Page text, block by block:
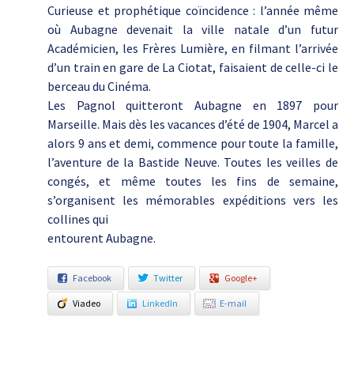
Curieuse et prophétique coïncidence : l’année même
où Aubagne devenait la ville natale d’un futur
Académicien, les Frères Lumière, en filmant l’arrivée
d’un train en gare de La Ciotat, faisaient de celle-ci le
berceau du Cinéma.
Les Pagnol quitteront Aubagne en 1897 pour
Marseille. Mais dès les vacances d’été de 1904, Marcel a
alors 9 ans et demi, commence pour toute la famille,
l’aventure de la Bastide Neuve. Toutes les veilles de
congés, et même toutes les fins de semaine,
s’organisent les mémorables expéditions vers les
collines qui
entourent Aubagne.
Facebook Twitter Google+
Viadeo LinkedIn E-mail